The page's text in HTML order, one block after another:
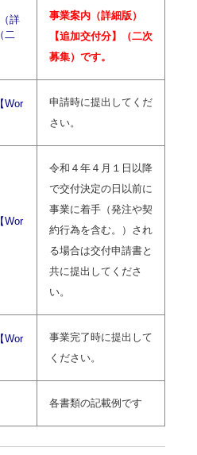
詳
二
事業案内（詳細版）
【追加交付分】（二次
募集）です。
Wor
申請時に提出してくだ
さい。
Wor
令和４年４月１日以降
で交付決定の日以前に
事業に着手（発注や契
約行為を含む。）され
る場合は交付申請書と
共に提出してくださ
い。
Wor
事業完了時に提出して
ください。
各書類の記載例です